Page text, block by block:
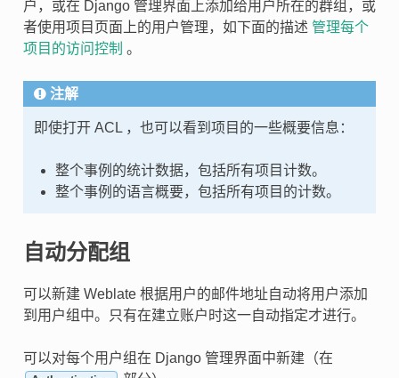
户，或在 Django 管理界面上添加给用户所在的群组，或
者使用项目页面上的用户管理，如下面的描述 管理每个
项目的访问控制 。
注解
即使打开 ACL ，也可以看到项目的一些概要信息：
整个事例的统计数据，包括所有项目计数。
整个事例的语言概要，包括所有项目的计数。
自动分配组
可以新建 Weblate 根据用户的邮件地址自动将用户添加
到用户组中。只有在建立账户时这一自动指定才进行。
可以对每个用户组在 Django 管理界面中新建（在